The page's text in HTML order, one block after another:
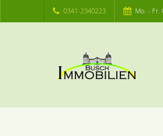
0341-2340223 Mo. - Fr.